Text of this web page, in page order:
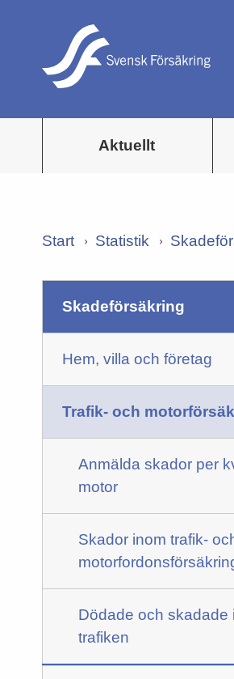
Aktuellt
Start Statistik
skadeförsäkring
Hem, villa och företag
Trafik- och
Anmälda skador per
motor
Skador inom trafik-
Dödade och skadade i
trafiken